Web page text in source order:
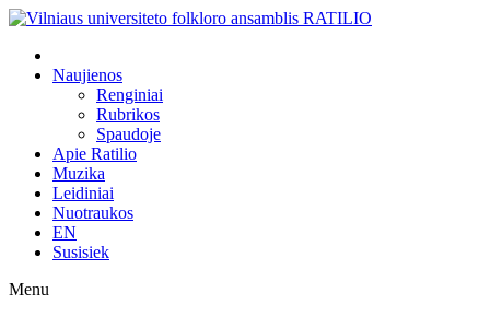
Naujienos
Renginiai
Rubrikos
Spaudoje
Apie Ratilio
Muzika
Leidiniai
Nuotraukos
EN
Susisiek
Menu